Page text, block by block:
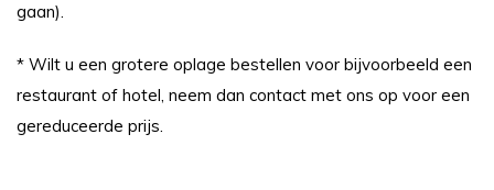
gaan).
* Wilt u een grotere oplage bestellen voor bijvoorbeeld een
restaurant of hotel, neem dan contact met ons op voor een
gereduceerde prijs.